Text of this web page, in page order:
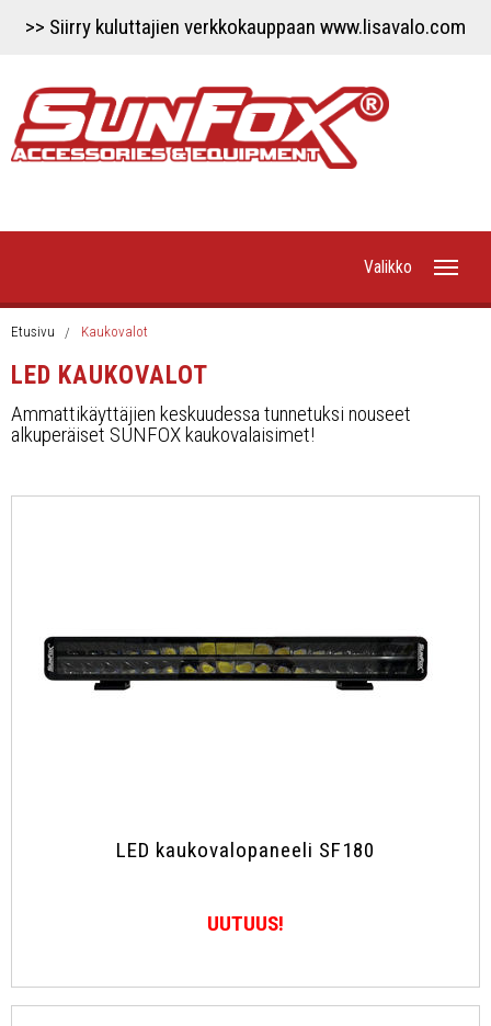
>> Siirry kuluttajien verkkokauppaan www.lisavalo.com
Valikko
Etusivu
Uutiset
Työvalot
Työvalopaneelit
Jälleenmyyjät
Etusivu Kaukovalot
LED KAUKOVALOT
Ammattikäyttäjien keskuudessa tunnetuksi nouseet
alkuperäiset SUNFOX kaukovalaisimet!
LED kaukovalopaneeli SF180
UUTUUS!